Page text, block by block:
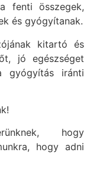
fenti összegek,
és gyógyítanak.
kitartó és
jó egészséget
gyógyítás iránti
hogy
hogy adni